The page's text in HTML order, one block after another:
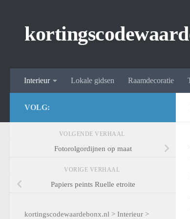
Interieur Lokale gidsen Raamdecoratie
VOLG:
VOLGENDE VERHAAL
Fotorolgordijnen op maat
VORIGE VERHAAL
Papiers peints Ruelle etroite
kortingscodewaardebonx.nl > Interieur >